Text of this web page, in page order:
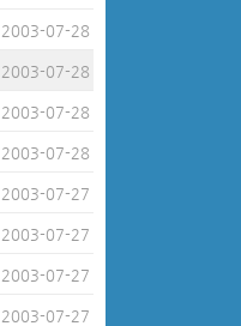
2003-07-28
2003-07-28
2003-07-28
2003-07-28
2003-07-27
2003-07-27
2003-07-27
2003-07-27